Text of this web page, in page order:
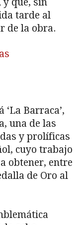
y que, sin
tarde al
de la obra.
Barraca’,
una de las
y prolíficas
cuyo trabajo
obtener, entre
de Oro al